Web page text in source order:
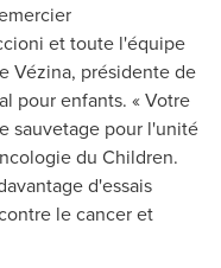
et toute l'équipe
Vézina, présidente de
pour enfants. « Votre
sauvetage pour l'unité
du Children.
d'essais
le cancer et